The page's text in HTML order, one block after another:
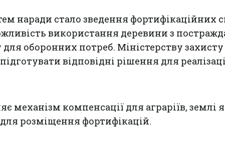
наради стало зведення фортифікаційних
використання деревини з
для оборонних потреб. Міністерству захисту
відповідні рішення для
механізм компенсації для аграріїв, землі
розміщення фортифікацій.